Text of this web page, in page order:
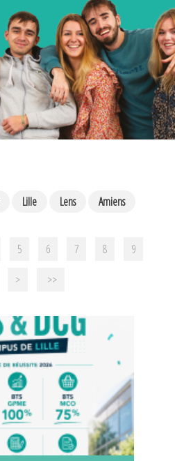
Lille Lens Amiens
5 6 7 8
9
> >>